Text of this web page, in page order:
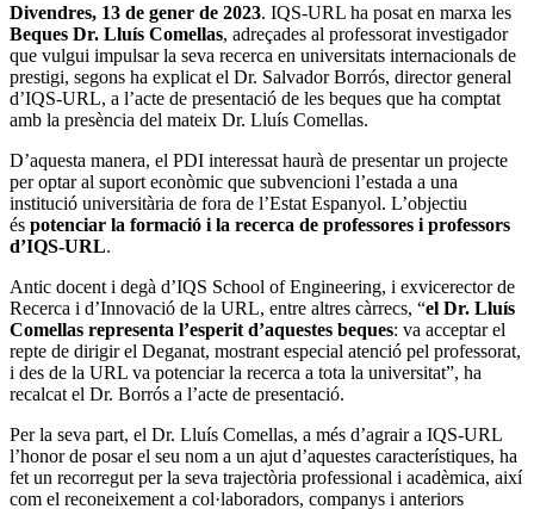
Divendres, 13 de gener de 2023. IQS-URL ha posat en marxa les
Beques Dr. Lluís Comellas, adreçades al professorat investigador
que vulgui impulsar la seva recerca en universitats internacionals de
prestigi, segons ha explicat el Dr. Salvador Borrós, director general
d’IQS-URL, a l’acte de presentació de les beques que ha comptat
amb la presència del mateix Dr. Lluís Comellas.
D’aquesta manera, el PDI interessat haurà de presentar un projecte
per optar al suport econòmic que subvencioni l’estada a una
institució universitària de fora de l’Estat Espanyol. L’objectiu
és potenciar la formació i la recerca de professores i professors
d’IQS-URL.
Antic docent i degà d’IQS School of Engineering, i exvicerector de
Recerca i d’Innovació de la URL, entre altres càrrecs, “el Dr. Lluís
Comellas representa l’esperit d’aquestes beques: va acceptar el
repte de dirigir el Deganat, mostrant especial atenció pel professorat,
i des de la URL va potenciar la recerca a tota la universitat”, ha
recalcat el Dr. Borrós a l’acte de presentació.
Per la seva part, el Dr. Lluís Comellas, a més d’agrair a IQS-URL
l’honor de posar el seu nom a un ajut d’aquestes característiques, ha
fet un recorregut per la seva trajectòria professional i acadèmica, així
com el reconeixement a col·laboradors, companys i anteriors